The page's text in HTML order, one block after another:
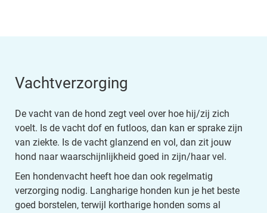
Vachtverzorging
De vacht van de hond zegt veel over hoe hij/zij zich
voelt. Is de vacht dof en futloos, dan kan er sprake zijn
van ziekte. Is de vacht glanzend en vol, dan zit jouw
hond naar waarschijnlijkheid goed in zijn/haar vel.
Een hondenvacht heeft hoe dan ook regelmatig
verzorging nodig. Langharige honden kun je het beste
goed borstelen, terwijl kortharige honden soms al